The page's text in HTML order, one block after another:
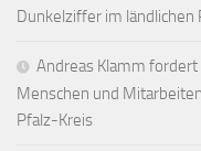
Dunkelziffer im ländlichen
Andreas Klamm
Menschen und
Pfalz-Kreis